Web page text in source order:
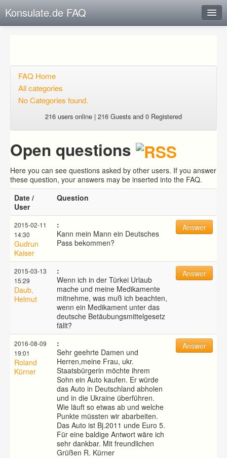
Konsulate.de FAQ
Open questions
Login
FAQ Home
All categories
No Categories found.
216 users online | 216 Guests and 0 Registered
Open questions
Here you can see questions asked by other users. If you answer
these question, your answers may be inserted into the FAQ.
Date /
User
Question
2015-02-11
14:30
Gudrun
Kaiser
:
Kann mein Mann ein Deutsches
Pass bekommen?
Answer
2015-03-13
15:29
Daub,
Helmut
:
Wenn ich in der Türkei Urlaub
mache und meine Medikamente
mitnehme, was muß ich beachten,
wenn ein Medikament unter das
deutsche Betäubungsmittelgesetz
fällt?
Answer
2016-08-09
19:01
Roland
Kürner
:
Sehr geehrte Damen und
Herren,meine Frau, ukr.
Staatsbürgerin möchte ihrem
Sohn ein Auto kaufen. Er würde
das Auto in Deutschland abholen
und in die Ukraine überführen.
Wie läuft so etwas ab und welche
Punkte müssten wir abarbeiten.
Das Auto ist Bj.2011 unde Euro 5.
Für eine baldige Antwort wäre ich
sehr dankbar. Mit freundlichen
Grüßen R. Kürner
Answer